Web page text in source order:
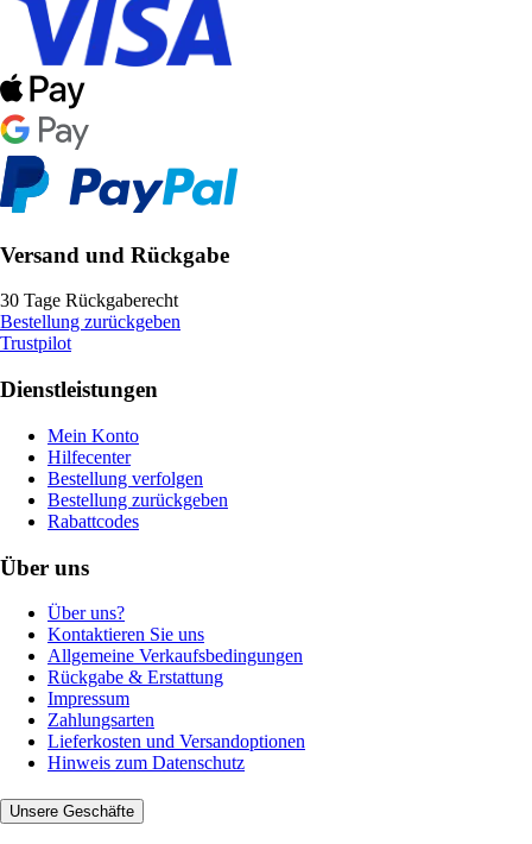
Versand und Rückgabe
30 Tage Rückgaberecht
Bestellung zurückgeben
Trustpilot
Dienstleistungen
Mein Konto
Hilfecenter
Bestellung verfolgen
Bestellung zurückgeben
Rabattcodes
Über uns
Über uns?
Kontaktieren Sie uns
Allgemeine Verkaufsbedingungen
Rückgabe & Erstattung
Impressum
Zahlungsarten
Lieferkosten und Versandoptionen
Hinweis zum Datenschutz
Unsere Geschäfte